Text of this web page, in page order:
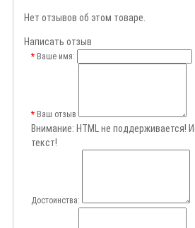
Нет отзывов об этом товаре.
Написать отзыв
Ваше имя:
Ваш отзыв
Внимание: HTML не поддерживается!
текст!
Достоинства: